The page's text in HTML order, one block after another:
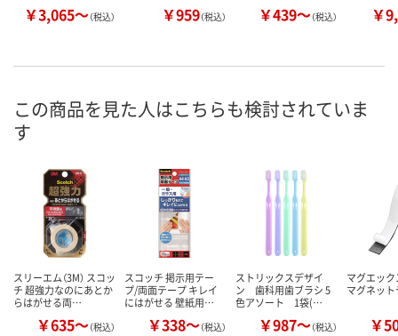
￥3,065～（税込） ￥959（税込） ￥439～（税込） ￥
この商品を見た人はこちらも検討されていま
す
スリーエム（3M） スコッ
チ 超強力なのにあとか
らはがせる両…
￥635～（税込）
スコッチ 掲示用テー
プ/両面テープ キレイ
にはがせる 壁紙用…
￥338～（税込）
ストリックスデザイ
ン 歯科用歯ブラシ 5
色アソート 1袋(…
￥987～（税込）
マグエッ
マグネッ
￥